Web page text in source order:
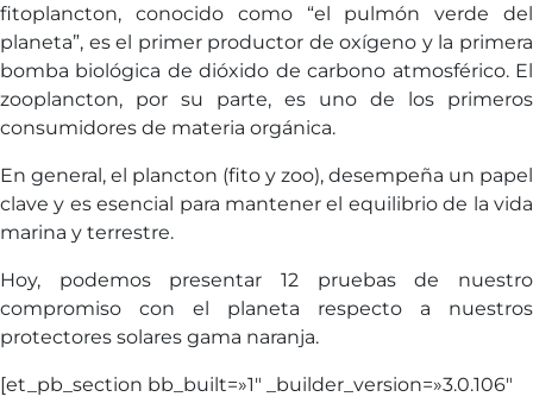
fitoplancton, conocido como “el pulmón verde del
planeta”, es el primer productor de oxígeno y la primera
bomba biológica de dióxido de carbono atmosférico. El
zooplancton, por su parte, es uno de los primeros
consumidores de materia orgánica.
En general, el plancton (fito y zoo), desempeña un papel
clave y es esencial para mantener el equilibrio de la vida
marina y terrestre.
Hoy, podemos presentar 12 pruebas de nuestro
compromiso con el planeta respecto a nuestros
protectores solares gama naranja.
[et_pb_section bb_built=»1″ _builder_version=»3.0.106″